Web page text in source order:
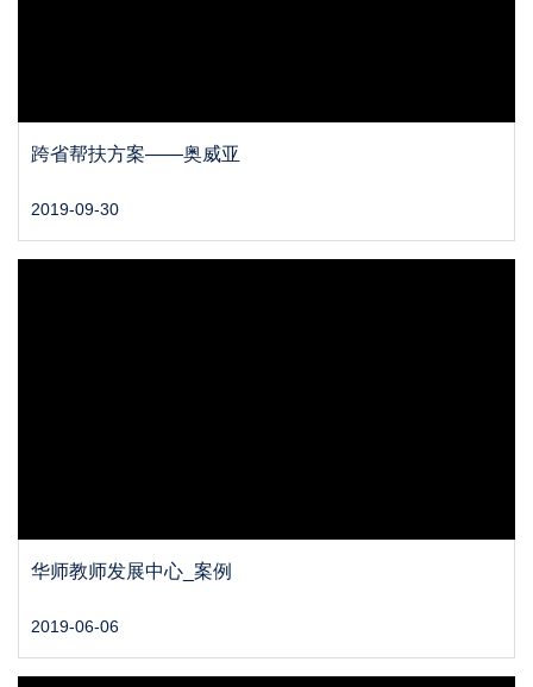
跨省帮扶方案——奥威亚
2019-09-30
华师教师发展中心_案例
2019-06-06